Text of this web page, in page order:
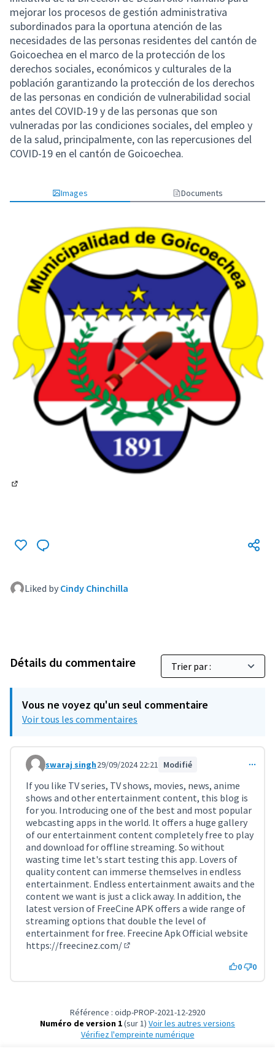
mejorar los procesos de gestión administrativa
subordinados para la oportuna atención de las
necesidades de las personas residentes del cantón de
Goicoechea en el marco de la protección de los
derechos sociales, económicos y culturales de la
población garantizando la protección de los derechos
de las personas en condición de vulnerabilidad social
antes del COVID-19 y de las personas que son
vulneradas por las condiciones sociales, del empleo y
de la salud, principalmente, con las repercusiones del
COVID-19 en el cantón de Goicoechea.
Images Documents
Liked by Cindy Chinchilla
Détails du commentaire
Vous ne voyez qu'un seul commentaire
Voir tous les commentaires
Commentaire 9701
swaraj singh29/09/2024 22:21 Modifié
If you like TV series, TV shows, movies, news, anime
shows and other entertainment content, this blog is
for you. Introducing one of the best and most popular
webcasting apps in the world. It offers a huge gallery
of our entertainment content completely free to play
and download for offline streaming. So without
wasting time let's start testing this app. Lovers of
quality content can immerse themselves in endless
entertainment. Endless entertainment awaits and the
content we want is just a click away. In addition, the
latest version of FreeCine APK offers a wide range of
streaming options that double the level of
entertainment for free. Freecine Apk Official website
https://freecinez.com/
0 0
Référence : oidp-PROP-2021-12-2920
Numéro de version 1(sur 1)
voir les autres versions
Vérifiez l'empreinte numérique